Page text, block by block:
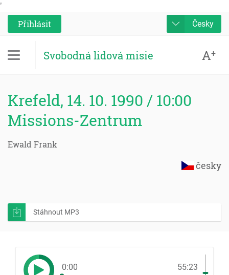
'
Přihlásit
Česky
Svobodná lidová misie A+
Krefeld, 14. 10. 1990 / 10:00
Missions-Zentrum
Ewald Frank
česky
Stáhnout MP3
0:00 55:23